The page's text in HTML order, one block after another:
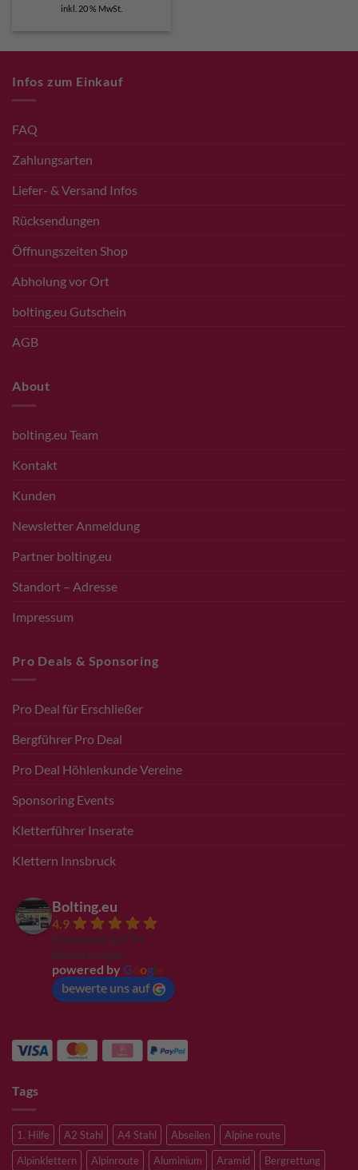
inkl. 20 % MwSt.
Infos zum Einkauf
FAQ
Zahlungsarten
Liefer- & Versand Infos
Rücksendungen
Öffnungszeiten Shop
Abholung vor Ort
bolting.eu Gutschein
AGB
About
bolting.eu Team
Kontakt
Kunden
Newsletter Anmeldung
Partner bolting.eu
Standort – Adresse
Impressum
Pro Deals & Sponsoring
Pro Deal für Erschließer
Bergführer Pro Deal
Pro Deal Höhlenkunde Vereine
Sponsoring Events
Kletterführer Inserate
Klettern Innsbruck
Bolting.eu
4.9
Basierend auf 94
Bewertungen
powered by G ogl
bewerte uns auf
Tags
1. Hilfe A2 Stahl A4 Stahl Abseilen
Alpine route
Alpinklettern
Alpinroute Aluminium Aramid
Bergrettung